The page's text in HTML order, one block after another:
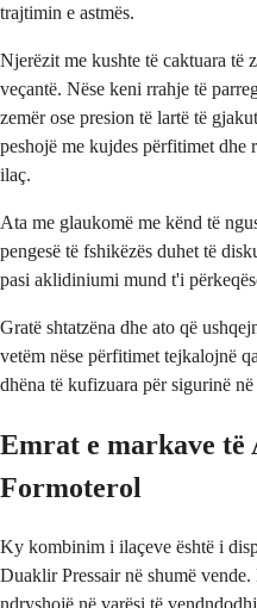
trajtimin e astmës.
Njerëzit me kushte të caktuara të
veçantë. Nëse keni rrahje të
zemër ose presion të lartë të
peshojë me kujdes përfitimet dhe
ilaç.
Ata me glaukomë me kënd të
pengesë të fshikëzës duhet të
pasi aklidiniumi mund t'i
Gratë shtatzëna dhe ato që
vetëm nëse përfitimet tejkalojnë
dhëna të kufizuara për sigurinë
Emrat e markave të
Formoterol
Ky kombinim i ilaçeve është i
Duaklir Pressair në shumë
ndryshojë në varësi të